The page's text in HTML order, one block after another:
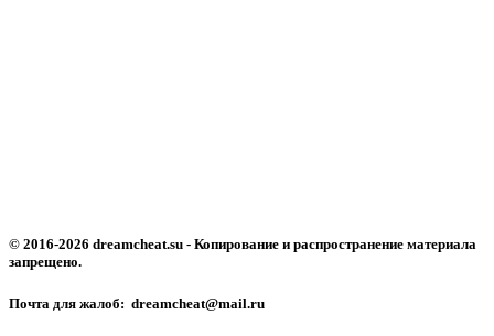
© 2016-2026 dreamcheat.su - Копирование и распространение материала
запрещено.
Почта для жалоб: dreamcheat@mail.ru